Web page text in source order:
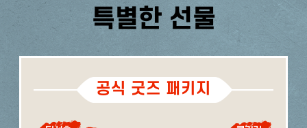
특별한 선물
공식 굿즈 패키지